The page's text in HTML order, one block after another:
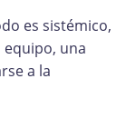
es sistémico,
una
a la